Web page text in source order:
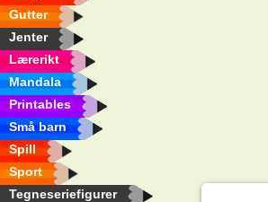
Gutter
Jenter
Lærerikt
Mandala
Printables
Små barn
Spill
Sport
Tegneseriefigurer